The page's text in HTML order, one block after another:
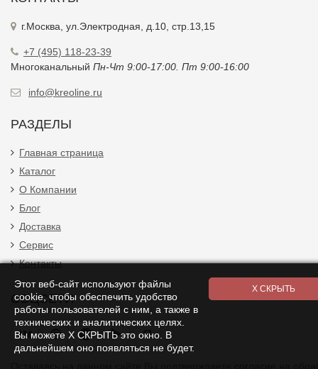
г.Москва, ул.Электродная, д.10, стр.13,15
+7 (495) 118-23-39
Многоканальный Пн-Чт 9:00-17:00. Пт 9:00-16:00
info@kreoline.ru
РАЗДЕЛЫ
Главная страница
Каталог
О Компании
Блог
Доставка
Сервис
Контакты
СОЦСЕТИ
Я
Этот веб-сайт используют файлы
cookie, чтобы обеспечить удобство
работы пользователей с ним, а также в
технических и аналитических целях.
Вы можете Х СКРЫТЬ это окно. В
дальнейшем оно появляться не будет.